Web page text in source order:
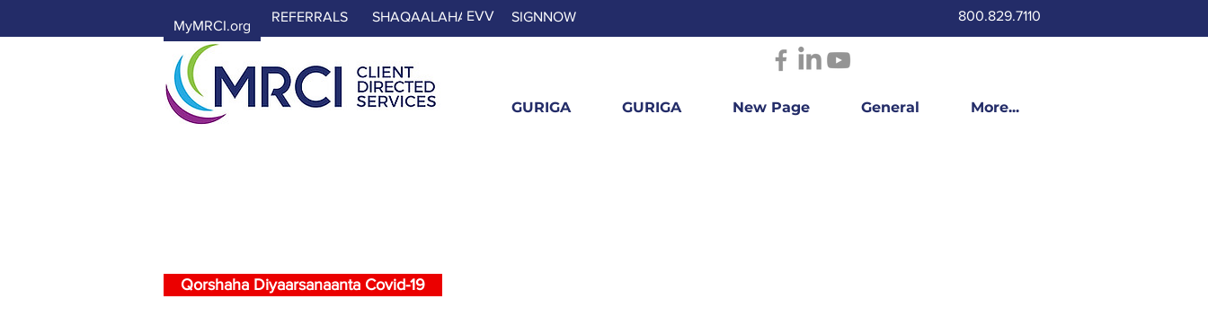
MyMRCI.org
REFERRALS SHAQAALAHA EVV SIGNNOW 800.829.7110
GURIGA GURIGA New Page General More...
Qorshaha Diyaarsanaanta Covid-19